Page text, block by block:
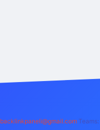
backlinkpaneli@gmail.com Teams: